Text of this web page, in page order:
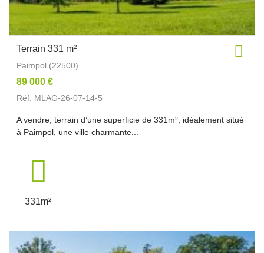
Terrain 331 m²
Paimpol (22500)
89 000 €
Réf. MLAG-26-07-14-5
A vendre, terrain d’une superficie de 331m², idéalement situé
à Paimpol, une ville charmante...
331m²